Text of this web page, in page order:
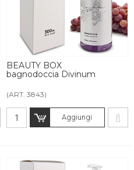
BEAUTY BOX
bagnodoccia Divinum
(ART. 3843)
Aggiungi